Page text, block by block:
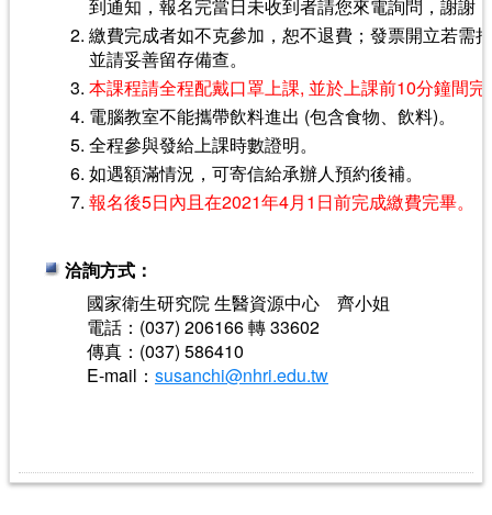
到通知，報名完當日未收到者請您來電詢問，謝謝！
繳費完成者如不克參加，恕不退費；發票開立若需
並請妥善留存備查。
本課程請全程配戴口罩上課, 並於上課前10分鐘間
電腦教室不能攜帶飲料進出 (包含食物、飲料)。
全程參與發給上課時數證明。
如遇額滿情況，可寄信給承辦人預約後補。
報名後5日內且在2021年4月1日前完成繳費完畢。
洽詢方式：
國家衛生研究院 生醫資源中心 齊小姐
電話：(037) 206166 轉 33602
傳真：(037) 586410
E-mail： susanchi@nhri.edu.tw